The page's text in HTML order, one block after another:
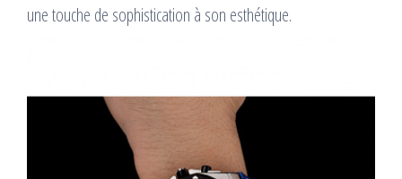
une touche de sophistication à son esthétique.